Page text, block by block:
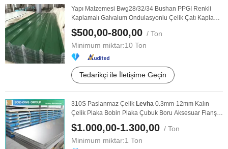
Yapı Malzemesi Bwg28/32/34 Bushan PPGI Renkli
Kaplamalı Galvalum Ondulasyonlu Çelik Çatı Kaplama
...
$500,00-800,00 / Ton
Minimum miktar:10 Ton
Tedarikçi ile İletişime Geçin
310S Paslanmaz Çelik Levha 0.3mm-12mm Kalın
Çelik Plaka Bobin Plaka Çubuk Boru Aksesuar Flanş
Kare ...
$1.000,00-1.300,00 / Ton
Minimum miktar:1 Ton